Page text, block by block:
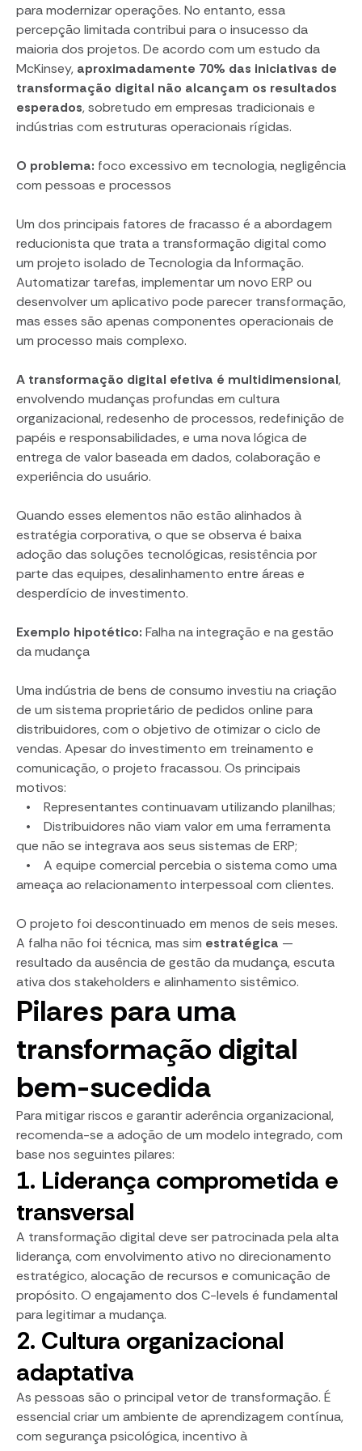
para modernizar operações. No entanto, essa
percepção limitada contribui para o insucesso da
maioria dos projetos. De acordo com um estudo da
McKinsey, aproximadamente 70% das iniciativas de
transformação digital não alcançam os resultados
esperados, sobretudo em empresas tradicionais e
indústrias com estruturas operacionais rígidas.
O problema: foco excessivo em tecnologia, negligência
com pessoas e processos
Um dos principais fatores de fracasso é a abordagem
reducionista que trata a transformação digital como
um projeto isolado de Tecnologia da Informação.
Automatizar tarefas, implementar um novo ERP ou
desenvolver um aplicativo pode parecer transformação,
mas esses são apenas componentes operacionais de
um processo mais complexo.
A transformação digital efetiva é multidimensional,
envolvendo mudanças profundas em cultura
organizacional, redesenho de processos, redefinição de
papéis e responsabilidades, e uma nova lógica de
entrega de valor baseada em dados, colaboração e
experiência do usuário.
Quando esses elementos não estão alinhados à
estratégia corporativa, o que se observa é baixa
adoção das soluções tecnológicas, resistência por
parte das equipes, desalinhamento entre áreas e
desperdício de investimento.
Exemplo hipotético: Falha na integração e na gestão
da mudança
Uma indústria de bens de consumo investiu na criação
de um sistema proprietário de pedidos online para
distribuidores, com o objetivo de otimizar o ciclo de
vendas. Apesar do investimento em treinamento e
comunicação, o projeto fracassou. Os principais
motivos:
• Representantes continuavam utilizando planilhas;
• Distribuidores não viam valor em uma ferramenta
que não se integrava aos seus sistemas de ERP;
• A equipe comercial percebia o sistema como uma
ameaça ao relacionamento interpessoal com clientes.
O projeto foi descontinuado em menos de seis meses.
A falha não foi técnica, mas sim estratégica —
resultado da ausência de gestão da mudança, escuta
ativa dos stakeholders e alinhamento sistêmico.
Pilares para uma
transformação digital
bem-sucedida
Para mitigar riscos e garantir aderência organizacional,
recomenda-se a adoção de um modelo integrado, com
base nos seguintes pilares:
1. Liderança comprometida e
transversal
A transformação digital deve ser patrocinada pela alta
liderança, com envolvimento ativo no direcionamento
estratégico, alocação de recursos e comunicação de
propósito. O engajamento dos C-levels é fundamental
para legitimar a mudança.
2. Cultura organizacional
adaptativa
As pessoas são o principal vetor de transformação. É
essencial criar um ambiente de aprendizagem contínua,
com segurança psicológica, incentivo à